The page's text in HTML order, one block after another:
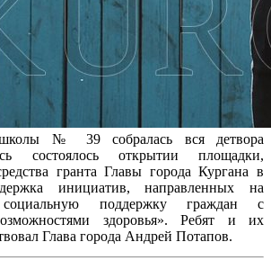
№ 39 собралась вся детвора
состоялось открытии площадки,
гранта Главы города Кургана в
инициатив, направленных на
поддержку граждан с
здоровья». Ребят и их
Глава города Андрей Потапов.